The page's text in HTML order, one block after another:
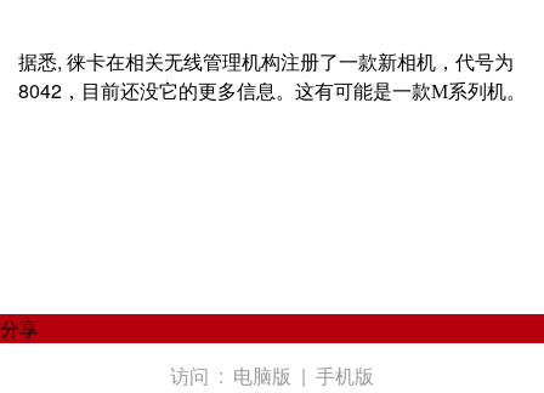
据悉, 徕卡在相关无线管理机构注册了一款新相机，代号为
8042，目前还没它的更多信息。
这有可能是一款M系列机。
分享
访问 : 电脑版 | 手机版